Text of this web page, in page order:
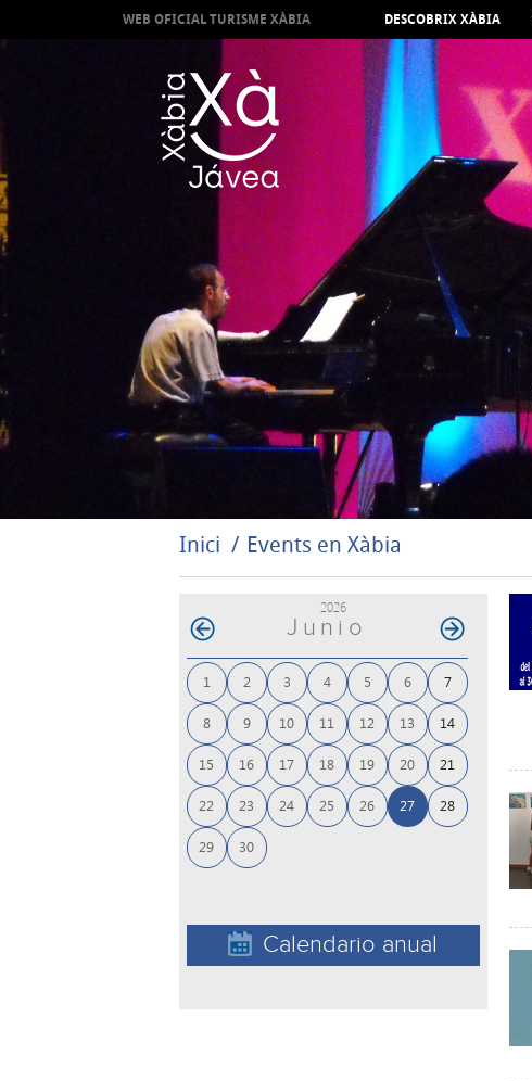
WEB OFICIAL TURISME XÀBIA DESCOBRIX XÀBIA
Inici Events en Xàbia
2026
Junio
1 2 3 4 5 6 7
8 9 10 11 12 13 14
15 16 17 18 19 20 21
22 23 24 25 26 27 28
29 30
Calendario anual